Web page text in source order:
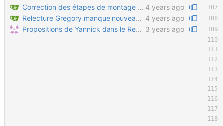
Correction des étapes de montage 7 à 11 4 years ago
Relecture Gregory manque nouveau chapitres à rajouter 4 years ago
Propositions de Yannick dans le Readme Ajouts proposés par Yannick suite à l'atelier de Chemillé (aout 2023) 3 years ago